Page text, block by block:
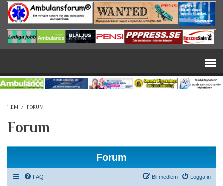
Hoppa till huvudinnehåll
HEM / FORUM
Forum